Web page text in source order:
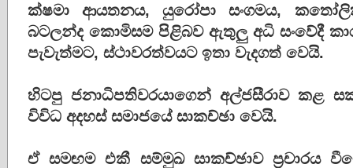
ක්ෂමා ආයතනය, යුරෝපා සංගමය,
බටලන්ද කොමිසම පිළිබව ඇතුලු අධි සංවේදී
පැවැත්මට, ස්ථාවරත්වයට ඉතා වැදගත් වෙයි.
හිටපු ජනාධිපතිවරයාගෙන් අල්ජසීරාව කළ
විවිධ අදහස් සමාජයේ සාකච්ඡා වෙයි.
ඒ සමඟම එකී සම්මුඛ සාකච්ඡාව ප්‍රචාරය